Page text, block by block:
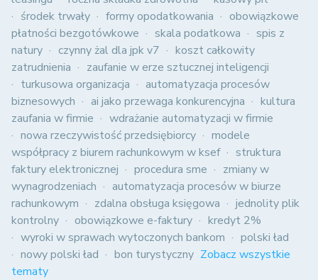
środek trwały
formy opodatkowania
obowiązkowe
płatności bezgotówkowe
skala podatkowa
spis z
natury
czynny żal dla jpk v7
koszt całkowity
zatrudnienia
zaufanie w erze sztucznej inteligencji
turkusowa organizacja
automatyzacja procesów
biznesowych
ai jako przewaga konkurencyjna
kultura
zaufania w firmie
wdrażanie automatyzacji w firmie
nowa rzeczywistość przedsiębiorcy
modele
współpracy z biurem rachunkowym w ksef
struktura
faktury elektronicznej
procedura sme
zmiany w
wynagrodzeniach
automatyzacja procesów w biurze
rachunkowym
zdalna obsługa księgowa
jednolity plik
kontrolny
obowiązkowe e-faktury
kredyt 2%
wyroki w sprawach wytoczonych bankom
polski ład
nowy polski ład
bon turystyczny Zobacz wszystkie
tematy